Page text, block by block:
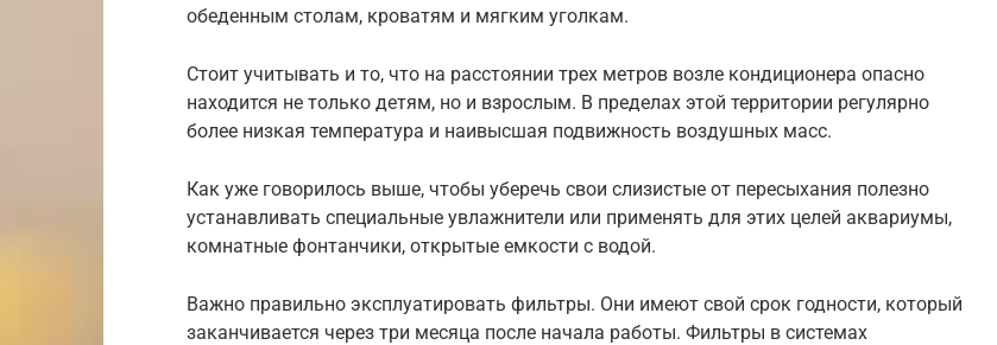
обеденным столам, кроватям и мягким уголкам.
Стоит учитывать и то, что на расстоянии трех метров возле кондиционера опасно
находится не только детям, но и взрослым. В пределах этой территории регулярно
более низкая температура и наивысшая подвижность воздушных масс.
Как уже говорилось выше, чтобы уберечь свои слизистые от пересыхания полезно
устанавливать специальные увлажнители или применять для этих целей аквариумы,
комнатные фонтанчики, открытые емкости с водой.
Важно правильно эксплуатировать фильтры. Они имеют свой срок годности, который
заканчивается через три месяца после начала работы. Фильтры в системах